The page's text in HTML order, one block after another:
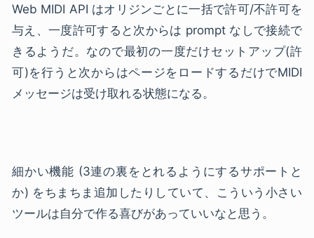
Web MIDI API はオリジンごとに一括で許可/不許可を
与え、一度許可すると次からは prompt なしで接続で
きるようだ。なので最初の一度だけセットアップ(許
可)を行うと次からはページをロードするだけでMIDI
メッセージは受け取れる状態になる。
細かい機能 (3連の裏をとれるようにするサポートと
か) をちまちま追加したりしていて、こういう小さい
ツールは自分で作る喜びがあっていいなと思う。